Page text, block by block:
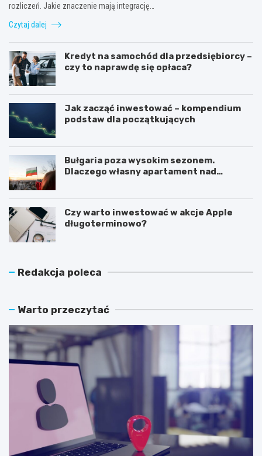
rozliczeń. Jakie znaczenie mają integrację…
Czytaj dalej
Kredyt na samochód dla przedsiębiorcy –
czy to naprawdę się opłaca?
Jak zacząć inwestować – kompendium
podstaw dla początkujących
Bułgaria poza wysokim sezonem.
Dlaczego własny apartament nad
Czy warto inwestować w akcje Apple
długoterminowo?
Redakcja poleca
Warto przeczytać